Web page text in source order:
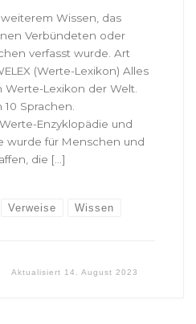
Wissen, das
Verbündeten oder
verfasst wurde. Art
(Werte-Lexikon) Alles
Lexikon der Welt.
Sprachen.
Enzyklopädie und
wurde für Menschen und
die […]
Verweise Wissen
Aktualisiert 14. August 2023